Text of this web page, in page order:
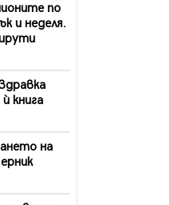
по
и неделя.
книга
на